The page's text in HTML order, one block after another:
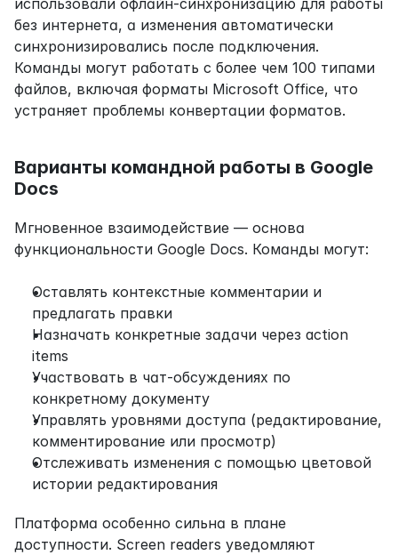
использовали офлайн-синхронизацию для работы
без интернета, а изменения автоматически
синхронизировались после подключения.
Команды могут работать с более чем 100 типами
файлов, включая форматы Microsoft Office, что
устраняет проблемы конвертации форматов.
Варианты командной работы в Google
Docs
Мгновенное взаимодействие — основа
функциональности Google Docs. Команды могут:
Оставлять контекстные комментарии и
предлагать правки
Назначать конкретные задачи через action
items
Участвовать в чат-обсуждениях по
конкретному документу
Управлять уровнями доступа (редактирование,
комментирование или просмотр)
Отслеживать изменения с помощью цветовой
истории редактирования
Платформа особенно сильна в плане
доступности. Screen readers уведомляют